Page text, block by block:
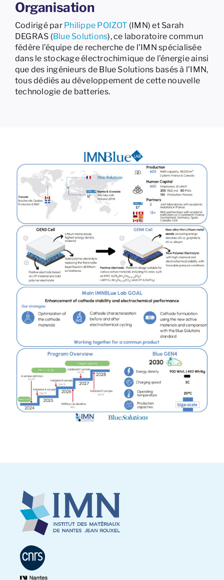
Organisation
Codirigé par Philippe POIZOT (IMN) et Sarah
DEGRAS (Blue Solutions), ce laboratoire commun
fédère l’équipe de recherche de l’IMN spécialisée
dans le stockage électrochimique de l’énergie ainsi
que des ingénieurs de Blue Solutions basés à l’IMN,
tous dédiés au développement de cette nouvelle
technologie de batteries.